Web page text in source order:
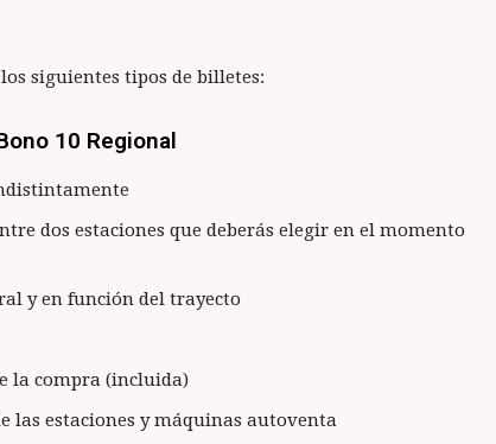
siguientes tipos de billetes:
10 Regional
dos estaciones que deberás elegir en el momento
y en función del trayecto
la compra (incluida)
las estaciones y máquinas autoventa